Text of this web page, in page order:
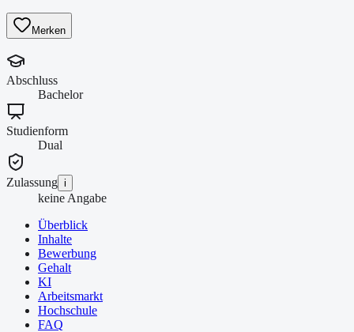
Merken
Abschluss
Bachelor
Studienform
Dual
Zulassung i
keine Angabe
Überblick
Inhalte
Bewerbung
Gehalt
KI
Arbeitsmarkt
Hochschule
FAQ